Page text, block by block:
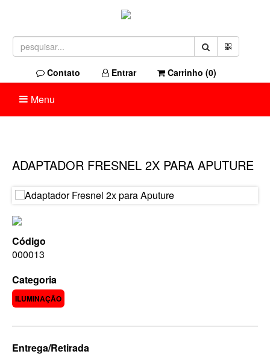
Contato Entrar Carrinho (0)
Menu
ADAPTADOR FRESNEL 2X PARA APUTURE
Código
000013
Categoria
ILUMINAÇÃO
Entrega/Retirada